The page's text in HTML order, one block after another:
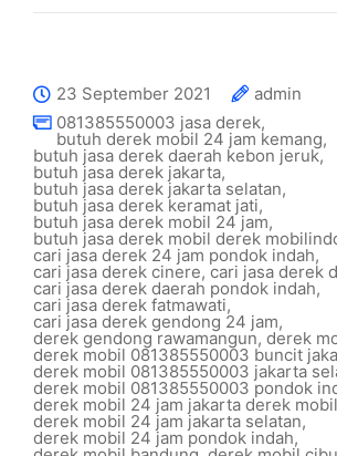
23 September 2021
admin
081385550003 jasa derek,
butuh derek mobil 24 jam kemang,
butuh jasa derek daerah kebon jeruk,
butuh jasa derek jakarta,
butuh jasa derek jakarta selatan,
butuh jasa derek keramat jati,
butuh jasa derek mobil 24 jam,
butuh jasa derek mobil derek
cari jasa derek 24 jam pondok indah,
cari jasa derek cinere, cari jasa derek
cari jasa derek daerah pondok indah,
cari jasa derek fatmawati,
cari jasa derek gendong 24 jam,
derek gendong rawamangun, derek
derek mobil 081385550003 buncit
derek mobil 081385550003 jakarta
derek mobil 081385550003 pondok
derek mobil 24 jam jakarta derek
derek mobil 24 jam jakarta selatan,
derek mobil 24 jam pondok indah,